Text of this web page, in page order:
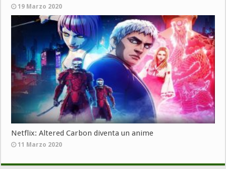
19 Marzo 2020
Netflix: Altered Carbon diventa un anime
11 Marzo 2020